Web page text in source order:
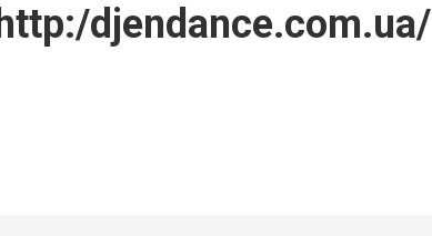
http:/djendance.com.ua/